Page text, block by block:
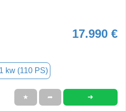
17.990 €
kw (110 PS)
★ ➦ ➜